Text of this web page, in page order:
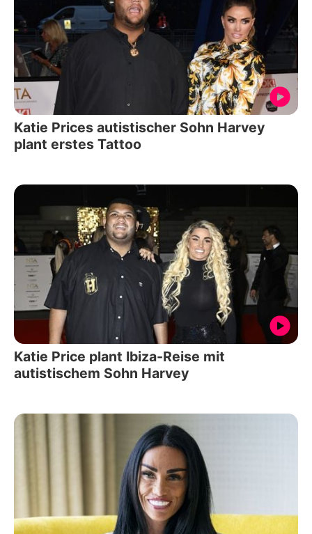
Katie Prices autistischer Sohn Harvey
plant erstes Tattoo
Katie Price plant Ibiza-Reise mit
autistischem Sohn Harvey